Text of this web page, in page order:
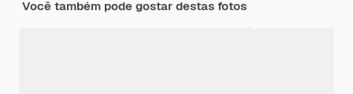
Você também pode gostar destas fotos